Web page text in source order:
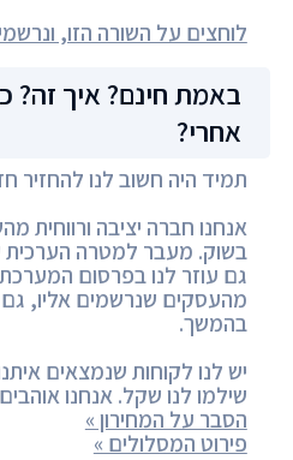
לוחצים על השורה הזו,
באמת חינם? איך זה?
אחרי?
תמיד היה חשוב לנו להחזיר
אנחנו חברה יציבה ורווחית
בשוק. מעבר למטרה
גם עוזר לנו בפרסום
מהעסקים שנרשמים אליו,
בהמשך.
יש לנו לקוחות שנמצאים
שילמו לנו שקל. אנחנו
הסבר על המחירון »
פירוט המסלולים »